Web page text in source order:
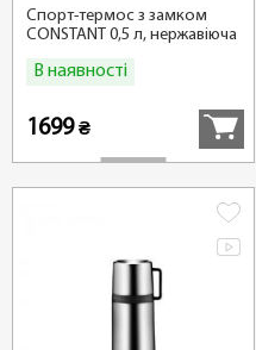
Спорт-термос з замком
CONSTANT 0,5 л, нержавіюча
В наявності
1699₴